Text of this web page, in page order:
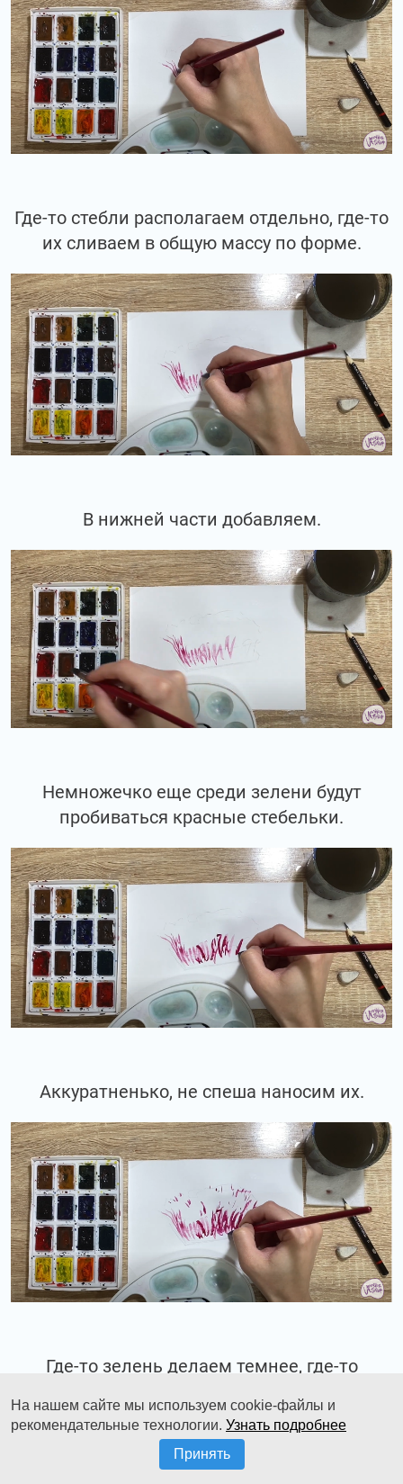
Где-то стебли располагаем отдельно, где-то
их сливаем в общую массу по форме.
В нижней части добавляем.
Немножечко еще среди зелени будут
пробиваться красные стебельки.
Аккуратненько, не спеша наносим их.
Где-то зелень делаем темнее, где-то
На нашем сайте мы используем cookie-файлы и
рекомендательные технологии. Узнать подробнее
Принять